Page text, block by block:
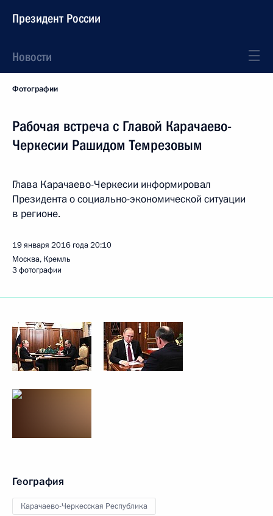
Президент России
Новости
Фотографии
Рабочая встреча с Главой Карачаево-
Черкесии Рашидом Темрезовым
Глава Карачаево-Черкесии информировал
Президента о социально-экономической ситуации
в регионе.
19 января 2016 года20:10
Москва, Кремль
3 фотографии
География
Карачаево-Черкесская Республика